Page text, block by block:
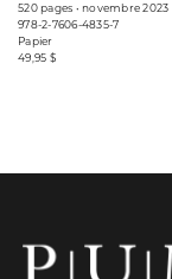
520 pages • novembre 2023
978-2-7606-4835-7
Papier
49,95 $